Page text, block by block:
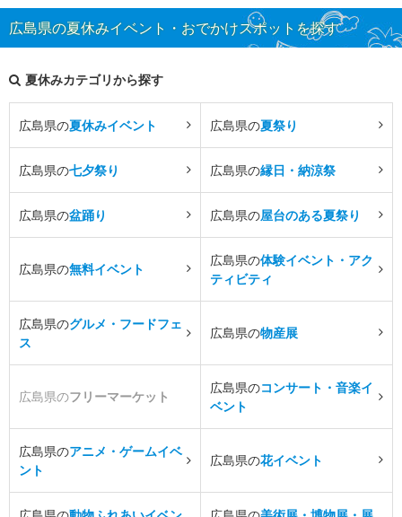
広島県の夏休みイベント・おでかけスポットを探す
夏休みカテゴリから探す
広島県の夏休みイベント 広島県の夏祭り
広島県の七夕祭り 広島県の縁日・納涼祭
広島県の盆踊り 広島県の屋台のある夏祭り
広島県の無料イベント
広島県の体験イベント・アク
ティビティ
広島県のグルメ・フードフェ
ス
広島県の物産展
広島県のフリーマーケット
広島県のコンサート・音楽イ
ベント
広島県のアニメ・ゲームイベ
ント
広島県の花イベント